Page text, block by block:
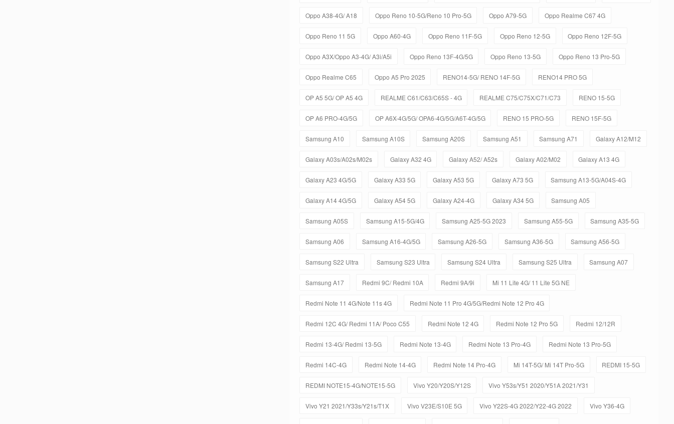
Oppo A38-4G/ A18 Oppo Reno 10-5G/Reno 10 Pro-5G Oppo A79-5G Oppo Realme C67 4G
Oppo Reno 11 5G Oppo A60-4G Oppo Reno 11F-5G Oppo Reno 12-5G Oppo Reno 12F-5G
Oppo A3X/Oppo A3-4G/ A3i/A5i Oppo Reno 13F-4G/5G Oppo Reno 13-5G Oppo Reno 13 Pro-5G
Oppo Realme C65 Oppo A5 Pro 2025 RENO14-5G/ RENO 14F-5G RENO14 PRO 5G
OP A5 5G/ OP A5 4G REALME C61/C63/C65S - 4G REALME C75/C75X/C71/C73 RENO 15-5G
OP A6 PRO-4G/5G OP A6X-4G/5G/ OPA6-4G/5G/A6T-4G/5G RENO 15 PRO-5G RENO 15F-5G
Samsung A10 Samsung A10S Samsung A20S Samsung A51 Samsung A71 Galaxy A12/M12
Galaxy A03s/A02s/M02s Galaxy A32 4G Galaxy A52/ A52s Galaxy A02/M02 Galaxy A13 4G
Galaxy A23 4G/5G Galaxy A33 5G Galaxy A53 5G Galaxy A73 5G Samsung A13-5G/A04S-4G
Galaxy A14 4G/5G Galaxy A54 5G Galaxy A24-4G Galaxy A34 5G Samsung A05
Samsung A05S Samsung A15-5G/4G Samsung A25-5G 2023 Samsung A55-5G Samsung A35-5G
Samsung A06 Samsung A16-4G/5G Samsung A26-5G Samsung A36-5G Samsung A56-5G
Samsung S22 Ultra Samsung S23 Ultra Samsung S24 Ultra Samsung S25 Ultra Samsung A07
Samsung A17 Redmi 9C/ Redmi 10A Redmi 9A/9i Mi 11 Lite 4G/ 11 Lite 5G NE
Redmi Note 11 4G/Note 11s 4G Redmi Note 11 Pro 4G/5G/Redmi Note 12 Pro 4G
Redmi 12C 4G/ Redmi 11A/ Poco C55 Redmi Note 12 4G Redmi Note 12 Pro 5G Redmi 12/12R
Redmi 13-4G/ Redmi 13-5G Redmi Note 13-4G Redmi Note 13 Pro-4G Redmi Note 13 Pro-5G
Redmi 14C-4G Redmi Note 14-4G Redmi Note 14 Pro-4G Mi 14T-5G/ Mi 14T Pro-5G REDMI 15-5G
REDMI NOTE15-4G/NOTE15-5G Vivo Y20/Y20S/Y12S Vivo Y53s/Y51 2020/Y51A 2021/Y31
Vivo Y21 2021/Y33s/Y21s/T1X Vivo V23E/S10E 5G Vivo Y22S-4G 2022/Y22-4G 2022 Vivo Y36-4G